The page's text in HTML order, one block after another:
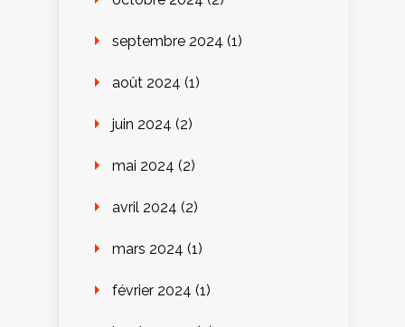
septembre 2024 (1)
août 2024 (1)
juin 2024 (2)
mai 2024 (2)
avril 2024 (2)
mars 2024 (1)
février 2024 (1)